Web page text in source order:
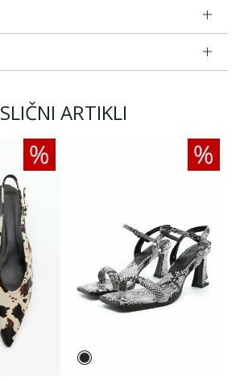
SLIČNI ARTIKLI